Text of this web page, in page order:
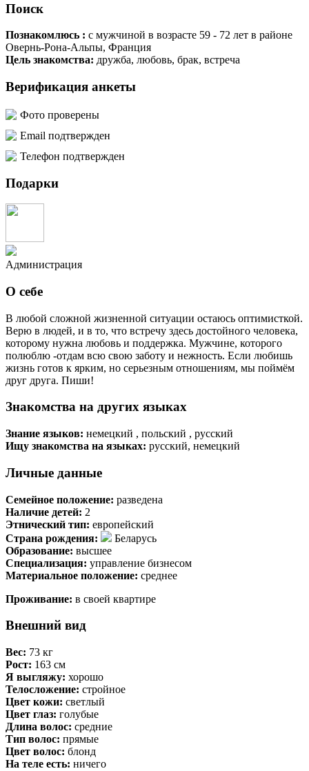
Поиск
Познакомлюсь : с мужчиной в возрасте 59 - 72 лет в районе
Овернь-Рона-Альпы, Франция
Цель знакомства: дружба, любовь, брак, встреча
Верификация анкеты
Фото проверены
Email подтвержден
Телефон подтвержден
Подарки
Администрация
О себе
В любой сложной жизненной ситуации остаюсь оптимисткой.
Верю в людей, и в то, что встречу здесь достойного человека,
которому нужна любовь и поддержка. Мужчине, которого
полюблю -отдам всю свою заботу и нежность. Если любишь
жизнь готов к ярким, но серьезным отношениям, мы поймём
друг друга. Пиши!
Знакомства на других языках
Знание языков: немецкий , польский , русский
Ищу знакомства на языках: русский, немецкий
Личные данные
Семейное положение: разведена
Наличие детей: 2
Этнический тип: европейский
Страна рождения:
Беларусь
Образование: высшее
Специализация: управление бизнесом
Материальное положение: среднее
Проживание: в своей квартире
Внешний вид
Вес: 73 кг
Рост: 163 см
Я выгляжу: хорошо
Телосложение: стройное
Цвет кожи: светлый
Цвет глаз: голубые
Длина волос: средние
Тип волос: прямые
Цвет волос: блонд
На теле есть: ничего